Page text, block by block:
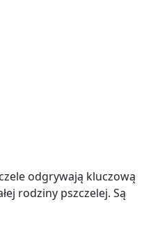
odgrywają kluczową
rodziny pszczelej. Są